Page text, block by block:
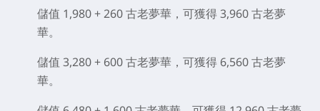
儲值 1,980 + 260 古老夢華，可獲得 3,960 古老夢
華。
儲值 3,280 + 600 古老夢華，可獲得 6,560 古老夢
華。